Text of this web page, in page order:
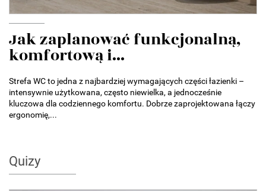
Jak zaplanować funkcjonalną,
komfortową i...
Strefa WC to jedna z najbardziej wymagających części łazienki –
intensywnie użytkowana, często niewielka, a jednocześnie
kluczowa dla codziennego komfortu. Dobrze zaprojektowana łączy
ergonomię,...
Quizy